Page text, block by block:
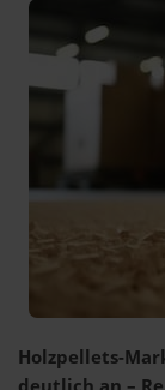
Holzpellets-